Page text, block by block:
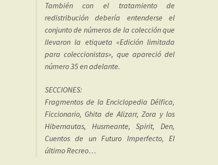
También con el tratamiento de
redistribución debería entenderse el
conjunto de números de la colección que
llevaron la etiqueta «Edición limitada
para coleccionistas», que apareció del
número 35 en adelante.
SECCIONES:
Fragmentos de la Enciclopedia Délfica,
Ficcionario, Ghita de Alizarr, Zora y los
Hibernautas, Husmeante, Spirit, Den,
Cuentos de un Futuro Imperfecto, El
último Recreo…